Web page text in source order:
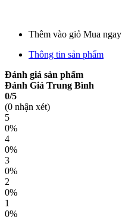
Thêm vào giỏ Mua ngay
Thông tin sản phẩm
Đánh giá sản phẩm
Đánh Giá Trung Bình
0/5
(0 nhận xét)
5
0%
4
0%
3
0%
2
0%
1
0%